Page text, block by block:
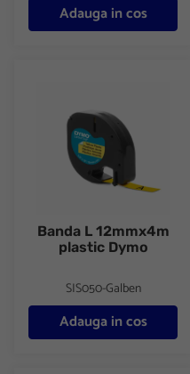
Adauga in cos
Banda L 12mmx4m
plastic Dymo
SIS050-Galben
Adauga in cos